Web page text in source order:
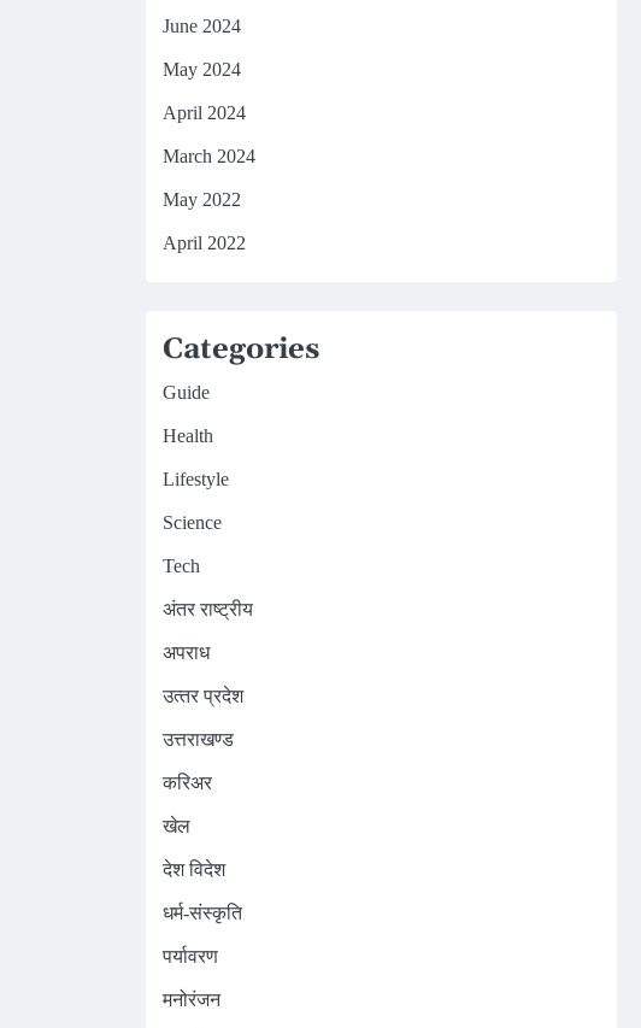
June 2024
May 2024
April 2024
March 2024
May 2022
April 2022
Categories
Guide
Health
Lifestyle
Science
Tech
अंतर राष्ट्रीय
अपराध
उत्‍तर प्रदेश
उत्तराखण्ड
करिअर
खेल
देश विदेश
धर्म-संस्कृति
पर्यावरण
मनोरंजन